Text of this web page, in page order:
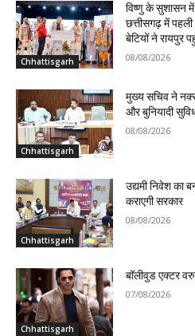
Chhattisgarh
विष्णु के सुशासन में
छत्तीसगढ़ में
बेटियों ने रायपुर
08/08/2026
Chhattisgarh
मुख्य सचिव ने
और बुनियादी
08/08/2026
Chhattisgarh
उद्यमी निवेश का
कराएगी सरकार
08/08/2026
Chhattisgarh
बॉलीवुड एक्टर
07/08/2026